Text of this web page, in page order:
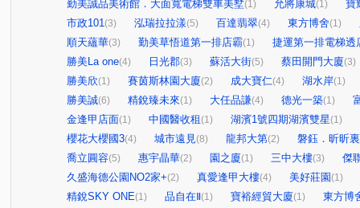
勤美誠品美術館．大面寬電梯雙車美墅(1) 允將康城(1)
寶
市政101(3) 泓瑞拉拉漾(5) 百達翡翠(4) 東方博舍(1)
順天蘊華(3) 勤美草悟道第一排店霸(1)
捷運第一排電梯透
勝美La one(4) 日光郡(3) 蘇活大街(5) 蔡田開門大廈(3)
勝美欣(1) 賽茵斯林園大廈(2) 成大寶仁(4) 湖水岸(1)
勝美誠(6) 精銳臻未來(1) 大任品謙(4) 德光一築(1)
金逢甲店面(1) 中國醫收租 (1) 湖濱1號四期湖濱雙星(1)
櫻花大櫻國3(4) 城市遠見(8) 龍邦大第(2)
磐鈺．昕昕
喬立圓容(5) 惠宇晶華(2) 園之廈(1) 三中大樓(3)
傑
久盛海德公園NO2家+(2) 真愛逢甲大樓(4) 美好莊園 (1)
精銳SKY ONE(1) 品自在Ⅱ(1) 寶裕經貿大廈(1)
東方博